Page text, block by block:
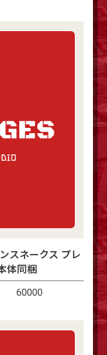
スネークス プレ
体同梱
60000